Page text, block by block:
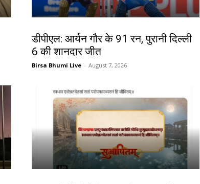
डीपीएल: आर्यन गौर के 91 रन, पुरानी दिल्ली
6 की शानदार जीत
Birsa Bhumi Live - August 7, 2026